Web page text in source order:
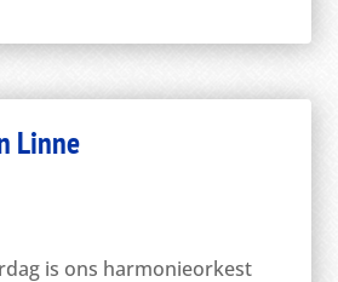
Linne
is ons harmonieorkest